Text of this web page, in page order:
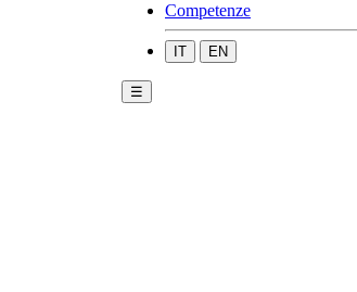
Competenze
IT EN
☰